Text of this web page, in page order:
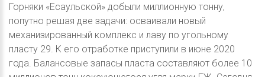
Горняки «Есаульской» добыли миллионную тонну,
попутно решая две задачи: осваивали новый
механизированный комплекс и лаву по угольному
пласту 29. К его отработке приступили в июне 2020
года. Балансовые запасы пласта составляют более 10